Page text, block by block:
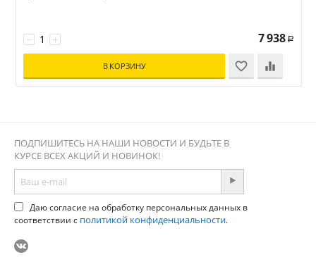
+
− 7 938 Р
В КОРЗИНУ
ПОДПИШИТЕСЬ НА НАШИ НОВОСТИ И БУДЬТЕ В
КУРСЕ ВСЕХ АКЦИЙ И НОВИНОК!
Даю согласие на обработку персональных данных в
соответствии с политикой конфиденциальности.